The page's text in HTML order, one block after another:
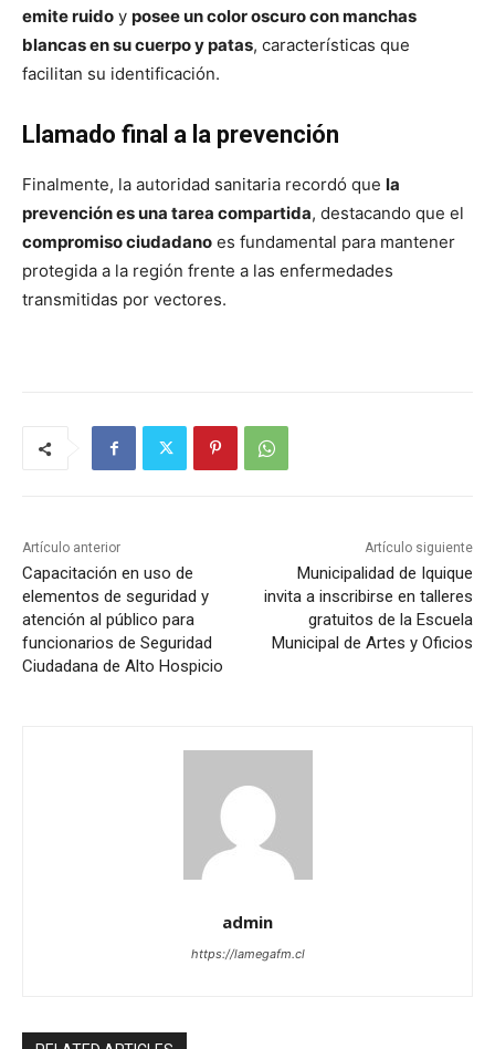
emite ruido y posee un color oscuro con manchas
blancas en su cuerpo y patas, características que
facilitan su identificación.
Llamado final a la prevención
Finalmente, la autoridad sanitaria recordó que la
prevención es una tarea compartida, destacando que el
compromiso ciudadano es fundamental para mantener
protegida a la región frente a las enfermedades
transmitidas por vectores.
Artículo anterior
Capacitación en uso de
elementos de seguridad y
atención al público para
funcionarios de Seguridad
Ciudadana de Alto Hospicio
Artículo siguiente
Municipalidad de Iquique
invita a inscribirse en talleres
gratuitos de la Escuela
Municipal de Artes y Oficios
admin
https://lamegafm.cl